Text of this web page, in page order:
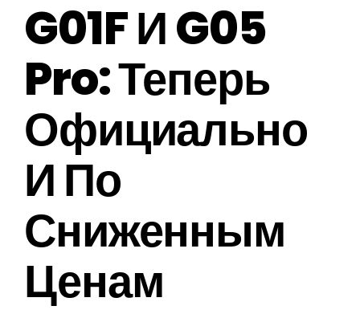
G01F И G05
Pro: Теперь
Официально
И По
Сниженным
Ценам